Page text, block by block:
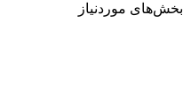
بخش‌های موردنیاز